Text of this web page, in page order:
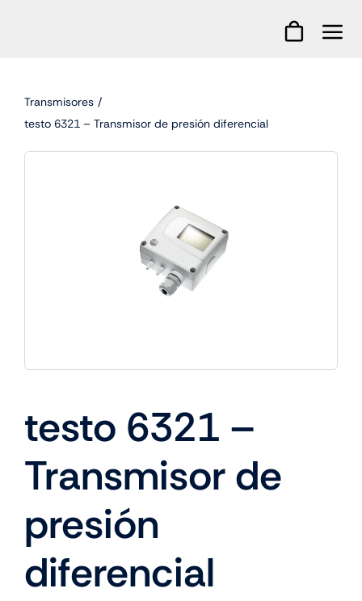
Transmisores
testo 6321 – Transmisor de presión diferencial
testo 6321 –
Transmisor de
presión
diferencial